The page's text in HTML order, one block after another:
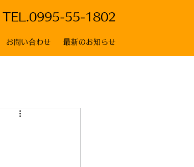
TEL. 0995-55-1802
お問い合わせ 最新のお知らせ